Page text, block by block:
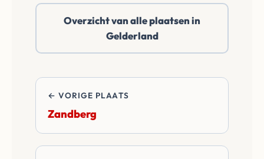
daarbuiten. Wij
betalen alle
overdrachtskosten
en notariskosten van
Overzicht van alle plaatsen in
Gelderland
← VORIGE PLAATS
Zandberg